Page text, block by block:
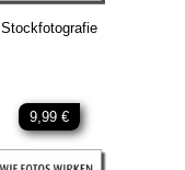
Stockfotografie
9,99 €